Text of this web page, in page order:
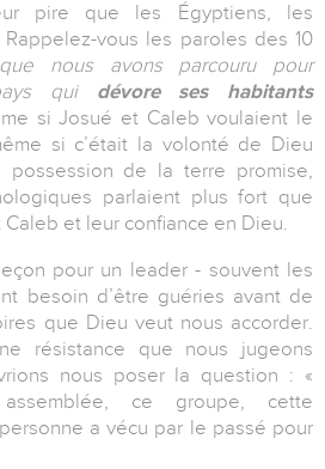
pire que les Égyptiens, les
vous les paroles des 10
nous avons parcouru pour
qui dévore ses habitants
si Josué et Caleb voulaient le
si c’était la volonté de Dieu
de la terre promise,
parlaient plus fort que
Caleb et leur confiance en Dieu.
pour un leader - souvent les
besoin d’être guéries avant de
que Dieu veut nous accorder.
résistance que nous jugeons
nous poser la question : «
ce groupe, cette
a vécu par le passé pour